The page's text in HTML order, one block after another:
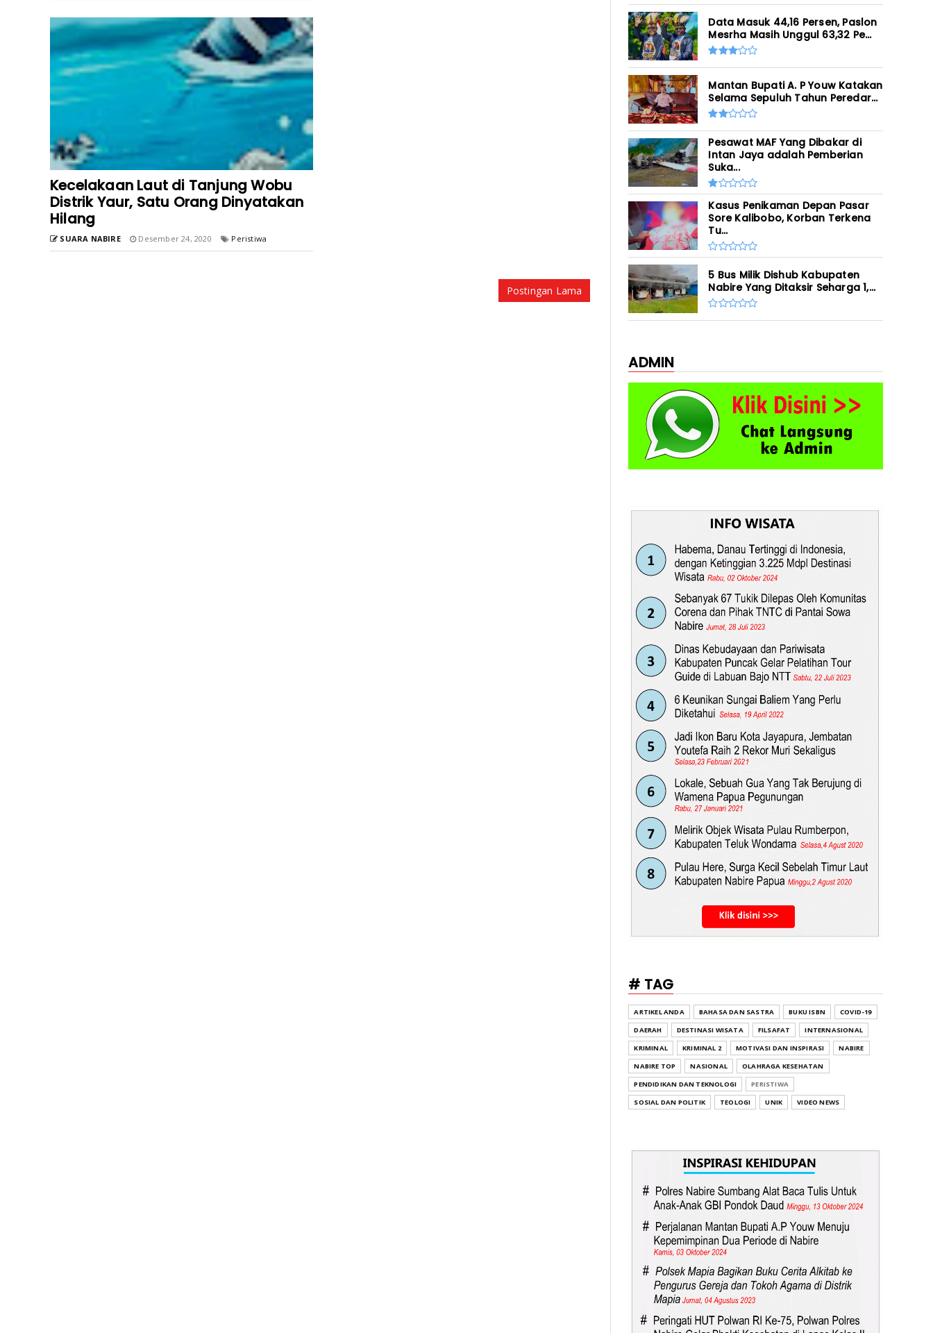
Kecelakaan Laut di Tanjung Wobu
Distrik Yaur, Satu Orang Dinyatakan
Hilang
SUARA NABIRE Desember 24, 2020 Peristiwa
Postingan Lama
Data Masuk 44,16 Persen, Paslon
Mesrha Masih Unggul 63,32 Pe...
Mantan Bupati A. P Youw Katakan
Selama Sepuluh Tahun Peredar...
Pesawat MAF Yang Dibakar di
Intan Jaya adalah Pemberian
Suka...
Kasus Penikaman Depan Pasar
Sore Kalibobo, Korban Terkena
Tu...
5 Bus Milik Dishub Kabupaten
Nabire Yang Ditaksir Seharga 1,...
ADMIN
# TAG
ARTIKEL ANDA BAHASA DAN SASTRA BUKU ISBN
COVID-19
DAERAH
DESTINASI WISATA FILSAFAT
INTERNASIONAL
KRIMINAL
KRIMINAL 2 MOTIVASI DAN INSPIRASI
NABIRE
NABIRE TOP
NASIONAL
OLAHRAGA KESEHATAN
PENDIDIKAN DAN TEKNOLOGI
PERISTIWA
SOSIAL DAN POLITIK
TEOLOGI UNIK VIDEO NEWS